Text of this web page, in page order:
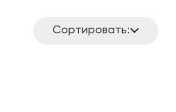
Сортировать: